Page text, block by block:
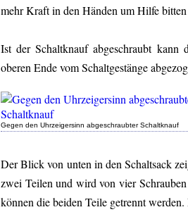
mehr Kraft in den Händen um Hilfe
Ist der Schaltknauf abgeschraubt kann
oberen Ende vom Schaltgestänge
Gegen den Uhrzeigersinn abgeschraubter Schaltknauf
Der Blick von unten in den Schaltsack
zwei Teilen und wird von vier
können die beiden Teile getrennt